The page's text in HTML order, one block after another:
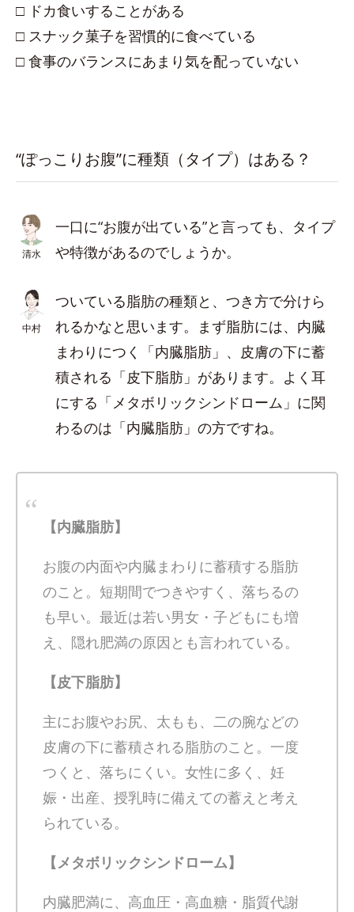
□ ドカ食いすることがある
□ スナック菓子を習慣的に食べている
□ 食事のバランスにあまり気を配っていない
“ぽっこりお腹”に種類（タイプ）はある？
清水
一口に“お腹が出ている”と言っても、タイプ
や特徴があるのでしょうか。
中村
ついている脂肪の種類と、つき方で分けら
れるかなと思います。まず脂肪には、内臓
まわりにつく「内臓脂肪」、皮膚の下に蓄
積される「皮下脂肪」があります。よく耳
にする「メタボリックシンドローム」に関
わるのは「内臓脂肪」の方ですね。
【内臓脂肪】
お腹の内面や内臓まわりに蓄積する脂肪
のこと。短期間でつきやすく、落ちるの
も早い。最近は若い男女・子どもにも増
え、隠れ肥満の原因とも言われている。
【皮下脂肪】
主にお腹やお尻、太もも、二の腕などの
皮膚の下に蓄積される脂肪のこと。一度
つくと、落ちにくい。女性に多く、妊
娠・出産、授乳時に備えての蓄えと考え
られている。
【メタボリックシンドローム】
内臓肥満に、高血圧・高血糖・脂質代謝